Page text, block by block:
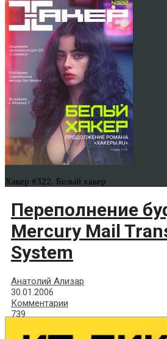
Хакер #322. Белый хакер
Переполнение
Mercury Mail
System
Анатолий Ализар
30.01.2006
Комментарии
739